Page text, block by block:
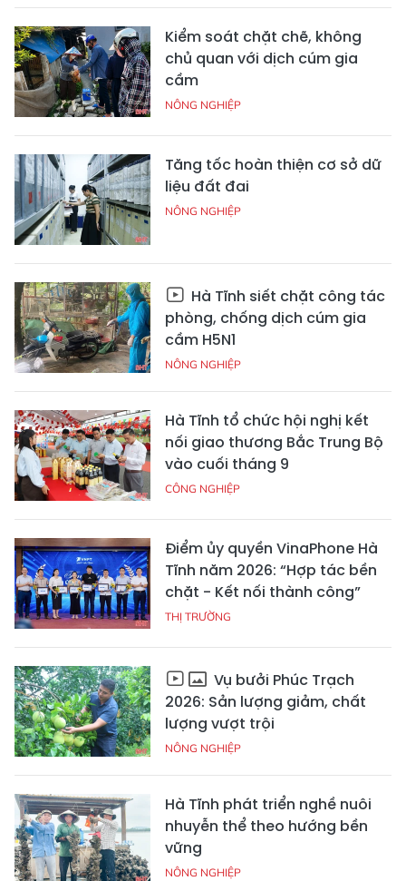
Kiểm soát chặt chẽ, không
chủ quan với dịch cúm gia
cầm
NÔNG NGHIỆP
Tăng tốc hoàn thiện cơ sở dữ
liệu đất đai
NÔNG NGHIỆP
Hà Tĩnh siết chặt công tác
phòng, chống dịch cúm gia
cầm H5N1
NÔNG NGHIỆP
Hà Tĩnh tổ chức hội nghị kết
nối giao thương Bắc Trung Bộ
vào cuối tháng 9
CÔNG NGHIỆP
Điểm ủy quyền VinaPhone Hà
Tĩnh năm 2026: “Hợp tác bền
chặt - Kết nối thành công”
THỊ TRƯỜNG
Vụ bưởi Phúc Trạch
2026: Sản lượng giảm, chất
lượng vượt trội
NÔNG NGHIỆP
Hà Tĩnh phát triển nghề nuôi
nhuyễn thể theo hướng bền
vững
NÔNG NGHIỆP